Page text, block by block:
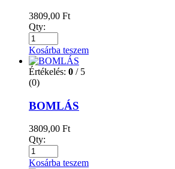
3809,00 Ft
Qty:
Kosárba teszem
Értékelés: 0 / 5
(0)
BOMLÁS
3809,00 Ft
Qty:
Kosárba teszem